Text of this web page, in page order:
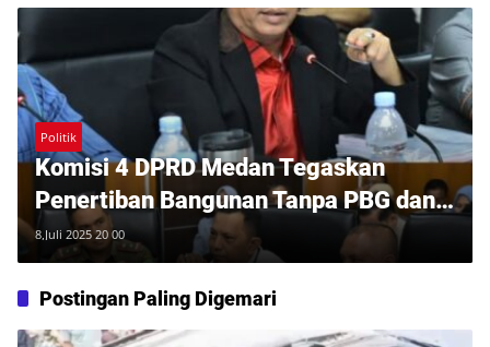
Politik
Komisi 4 DPRD Medan Tegaskan
Penertiban Bangunan Tanpa PBG dan
Usaha Ekspedisi di Permukiman
8,Juli 2025 20 00
Postingan Paling Digemari